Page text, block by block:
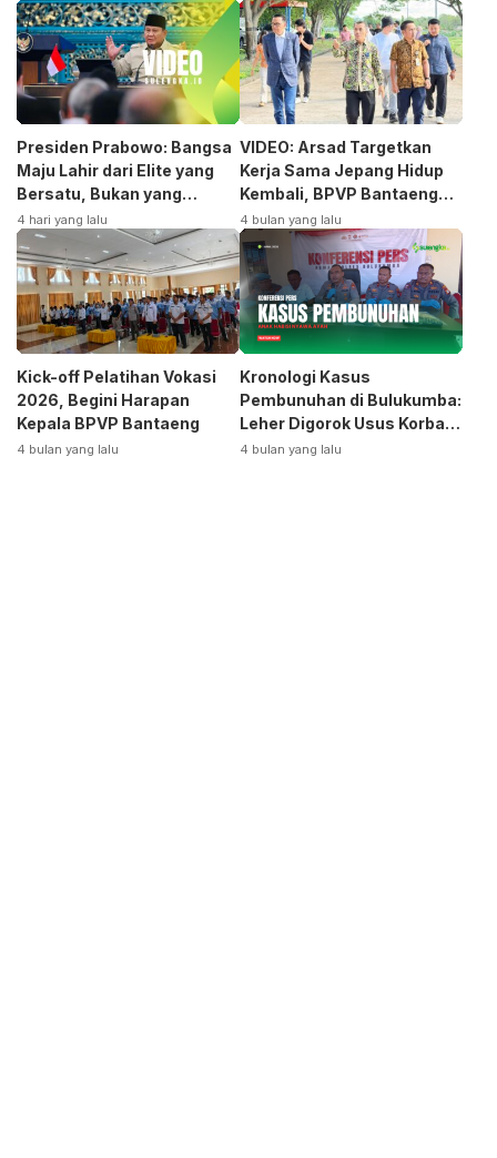
Presiden Prabowo: Bangsa
Maju Lahir dari Elite yang
Bersatu, Bukan yang
Terpecah
4 hari yang lalu
VIDEO: Arsad Targetkan
Kerja Sama Jepang Hidup
Kembali, BPVP Bantaeng
Siap Bangkitkan Jurusan
Otomotif
4 bulan yang lalu
Kick-off Pelatihan Vokasi
2026, Begini Harapan
Kepala BPVP Bantaeng
4 bulan yang lalu
Kronologi Kasus
Pembunuhan di Bulukumba:
Leher Digorok Usus Korban
Dikeluarkan
4 bulan yang lalu